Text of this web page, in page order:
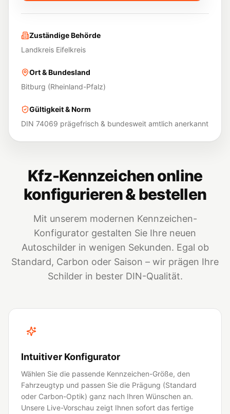
Zuständige Behörde
Landkreis Eifelkreis
Ort & Bundesland
Bitburg (Rheinland-Pfalz)
Gültigkeit & Norm
DIN 74069 prägefrisch & bundesweit amtlich anerkannt
Kfz-Kennzeichen online
konfigurieren & bestellen
Mit unserem modernen Kennzeichen-
Konfigurator gestalten Sie Ihre neuen
Autoschilder in wenigen Sekunden. Egal ob
Standard, Carbon oder Saison – wir prägen Ihre
Schilder in bester DIN-Qualität.
Intuitiver Konfigurator
Wählen Sie die passende Kennzeichen-Größe, den
Fahrzeugtyp und passen Sie die Prägung (Standard
oder Carbon-Optik) ganz nach Ihren Wünschen an.
Unsere Live-Vorschau zeigt Ihnen sofort das fertige